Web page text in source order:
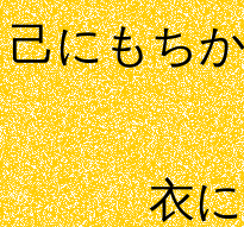
己にもち
衣に関